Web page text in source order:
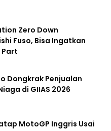
Zero Down
Fuso, Bisa Ingatkan
Part
Dongkrak Penjualan
di GIIAS 2026
MotoGP Inggris Usai